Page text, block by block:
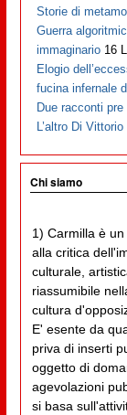
Storie di
Guerra
immaginario 16
Elogio
fucina infernale
Due racconti pre
L’altro Di Vittorio
Chi siamo
1) Carmilla è
alla critica
culturale,
riassumibile
cultura
E' esente da
priva di inserti
oggetto di
agevolazioni
si basa